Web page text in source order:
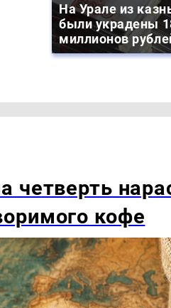
На Урале из
были украдены
миллионов
четверть
кофе